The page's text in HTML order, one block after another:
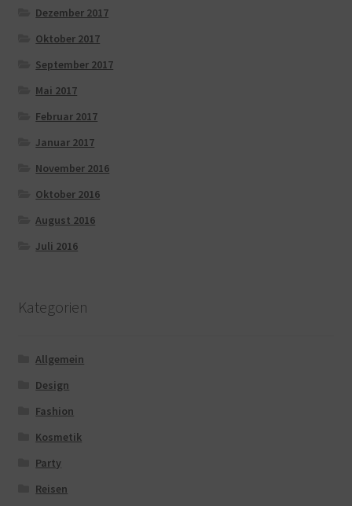
Dezember 2017
Oktober 2017
September 2017
Mai 2017
Februar 2017
Januar 2017
November 2016
Oktober 2016
August 2016
Juli 2016
Kategorien
Allgemein
Design
Fashion
Kosmetik
Party
Reisen